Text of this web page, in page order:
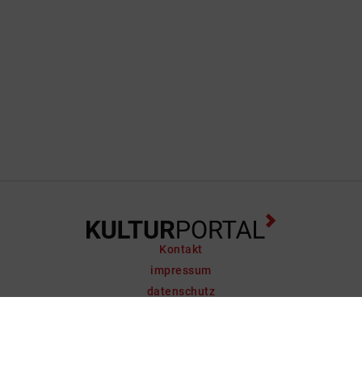
Kontakt
impressum
datenschutz